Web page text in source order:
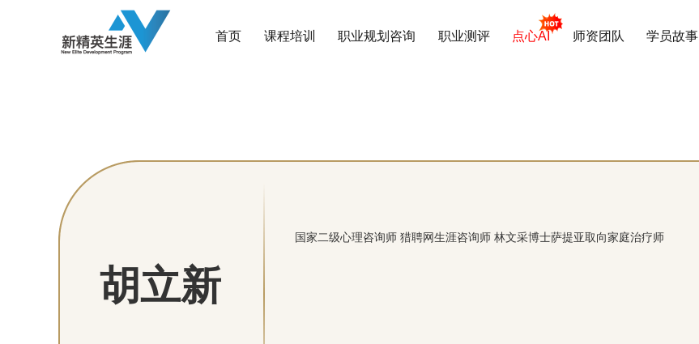
首页 课程培训 职业规划咨询 职业测评 点心AI 师资团队 学员故事
胡立新
国家二级心理咨询师 猎聘网生涯咨询师 林文采博士萨提亚取向家庭治疗师